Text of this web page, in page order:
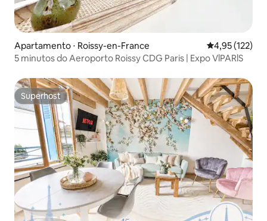
Apartamento ⋅ Roissy-en-France 4,95 de uma
4,95 (122)
5 minutos do Aeroporto Roissy CDG Paris | Expo VlPARlS
Superhost
Superhost